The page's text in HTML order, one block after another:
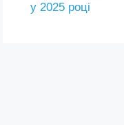
у 2025 році